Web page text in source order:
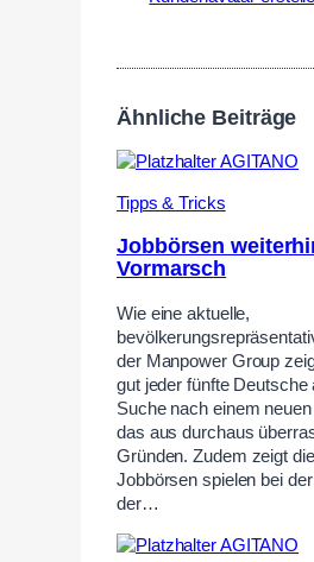
Ähnliche Beiträge
Tipps & Tricks
Jobbörsen
Vormarsch
Wie eine aktuelle,
der Manpower Group
gut jeder fünfte Deutsche
Suche nach einem
das aus durchaus
Gründen. Zudem zeigt
Jobbörsen spielen bei
der…